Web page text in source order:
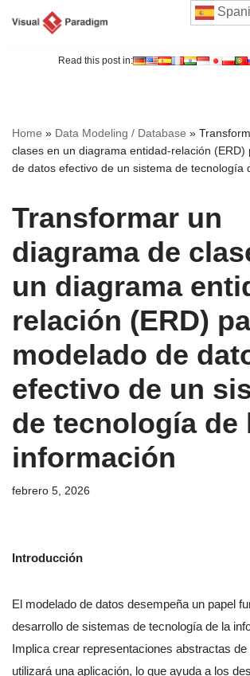
Read this post in:
Home » Data Modeling / Database »
clases en un diagrama entidad-relación (ERD)
de datos efectivo de un sistema de tecnología
Transformar un
diagrama de
un diagrama
relación (ERD)
modelado de
efectivo de un
de tecnología de
información
febrero 5, 2026
Introducción
El modelado de datos desempeña un papel
desarrollo de sistemas de tecnología de la
Implica crear representaciones abstractas
utilizará una aplicación, lo que ayuda a los